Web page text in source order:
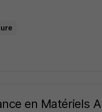
en Matériels